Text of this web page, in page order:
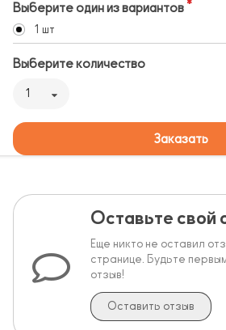
Выберите один из вариантов
1 шт
Выберите количество
1
Заказать
Оставьте свой
Еще никто не оставил
странице. Будьте
отзыв!
Оставить отзыв